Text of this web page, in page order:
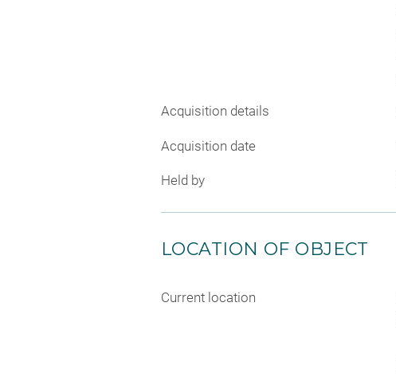
Acquisition details
Acquisition date
Held by
LOCATION OF OBJECT
Current location